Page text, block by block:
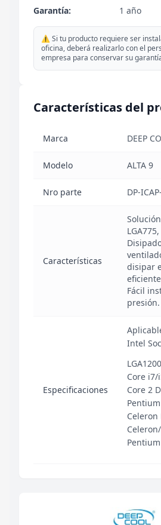
Garantía:
1 año
⚠️ Si tu producto requiere ser
oficina, deberá realizarlo con el
empresa para conservar su
Características del
Marca DEEP
Modelo ALTA 9
Nro parte DP-
Características
LGA775,
disipar
Fácil
presión.
Especificaciones
Intel
Core i7/
Core 2
Celeron